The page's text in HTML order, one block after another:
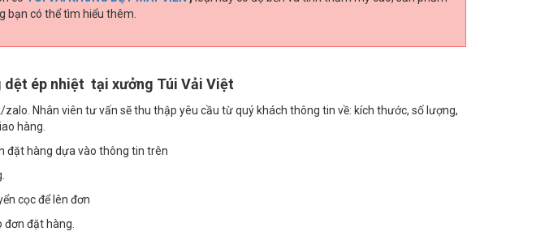
bạn có thể tìm hiểu thêm.
ép nhiệt tại xưởng Túi Vải Việt
Nhân viên tư vấn sẽ thu thập yêu cầu từ quý khách thông tin về: kích thước, số lượng,
hàng.
đặt hàng dựa vào thông tin trên
cọc để lên đơn
đặt hàng.